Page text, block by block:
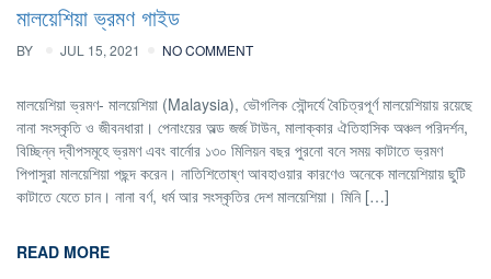
মালয়েশিয়া ভ্রমণ গাইড
BY JUL 15, 2021 NO COMMENT
মালয়েশিয়া ভ্রমণ- মালয়েশিয়া (Malaysia), ভৌগলিক সৌন্দর্যে বৈচিত্রপূর্ণ মালয়েশিয়ায় রয়েছে
নানা সংস্কৃতি ও জীবনধারা। পেনাংয়ের অল্ড জর্জ টাউন, মালাক্কার ঐতিহাসিক অঞ্চল পরিদর্শন,
বিচ্ছিন্ন দ্বীপসমূহে ভ্রমণ এবং বার্নোর ১৩০ মিলিয়ন বছর পুরনো বনে সময় কাটাতে ভ্রমণ
পিপাসুরা মালয়েশিয়া পছন্দ করেন। নাতিশিতোষ্ণ আবহাওয়ার কারণেও অনেকে মালয়েশিয়ায় ছুটি
কাটাতে যেতে চান। নানা বর্ণ, ধর্ম আর সংস্কৃতির দেশ মালয়েশিয়া। মিনি […]
READ MORE